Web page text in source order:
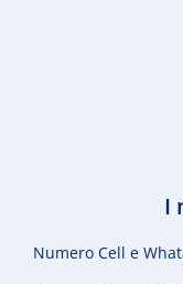
I
Numero Cell e